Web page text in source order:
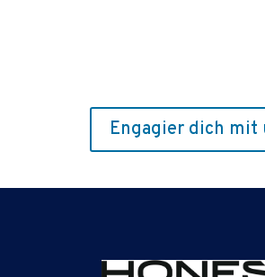
Engagier dich mit